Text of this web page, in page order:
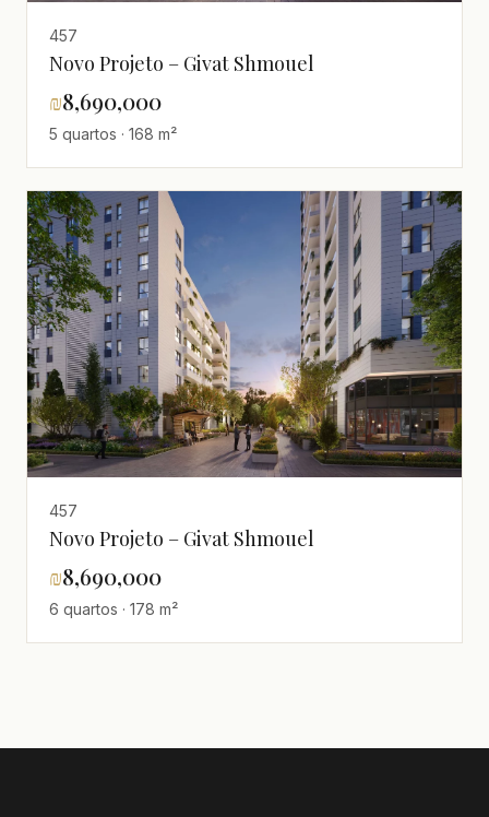
457
Novo Projeto – Givat Shmouel
₪8,690,000
5 quartos · 168 m²
457
Novo Projeto – Givat Shmouel
₪8,690,000
6 quartos · 178 m²